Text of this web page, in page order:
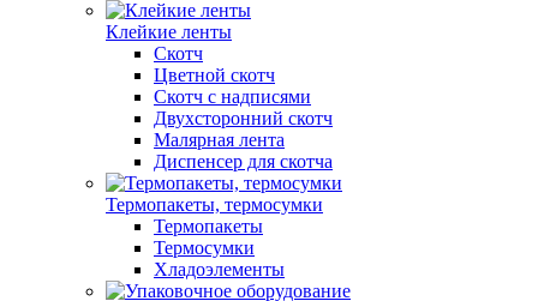
Клейкие ленты
Скотч
Цветной скотч
Скотч с надписями
Двухсторонний скотч
Малярная лента
Диспенсер для скотча
Термопакеты, термосумки
Термопакеты
Термосумки
Хладоэлементы